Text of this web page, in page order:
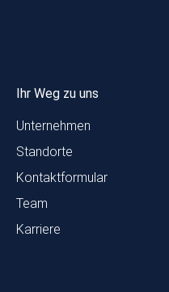
Ihr Weg zu uns
Unternehmen
Standorte
Kontaktformular
Team
Karriere